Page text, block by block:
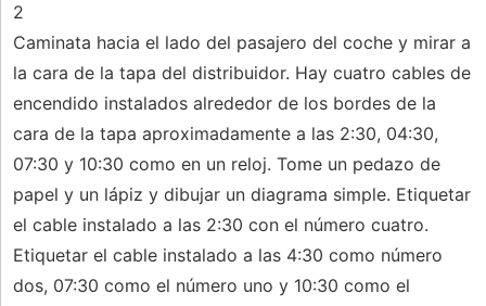
2
Caminata hacia el lado del pasajero del coche y mirar a
la cara de la tapa del distribuidor. Hay cuatro cables de
encendido instalados alrededor de los bordes de la
cara de la tapa aproximadamente a las 2:30, 04:30,
07:30 y 10:30 como en un reloj. Tome un pedazo de
papel y un lápiz y dibujar un diagrama simple. Etiquetar
el cable instalado a las 2:30 con el número cuatro.
Etiquetar el cable instalado a las 4:30 como número
dos, 07:30 como el número uno y 10:30 como el